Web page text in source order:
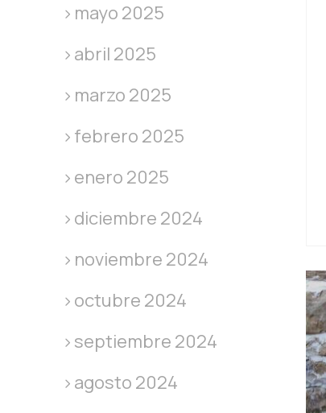
mayo 2025
abril 2025
marzo 2025
febrero 2025
enero 2025
diciembre 2024
noviembre 2024
octubre 2024
septiembre 2024
agosto 2024